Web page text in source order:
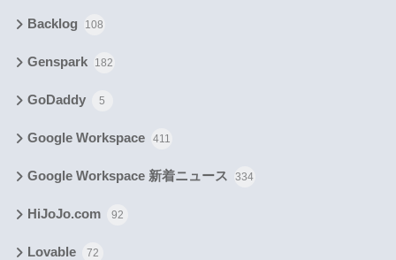
Backlog 108
Genspark 182
GoDaddy 5
Google Workspace 411
Google Workspace 新着ニュース 334
HiJoJo.com 92
Lovable 72